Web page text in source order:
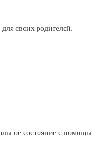
своих родителей.
состояние с